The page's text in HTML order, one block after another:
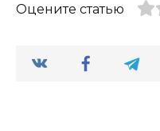
Оцените статью